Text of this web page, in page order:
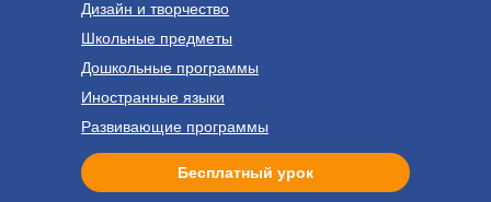
Школьные предметы
Дизайн и творчество
Бесплатный урок
Дошкольные программы
Иностранные языки
Развивающие программы